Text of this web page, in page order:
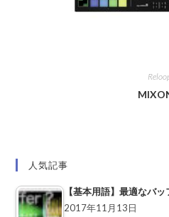
人気記事
【基本用語】最適なバ
2017年11月13日